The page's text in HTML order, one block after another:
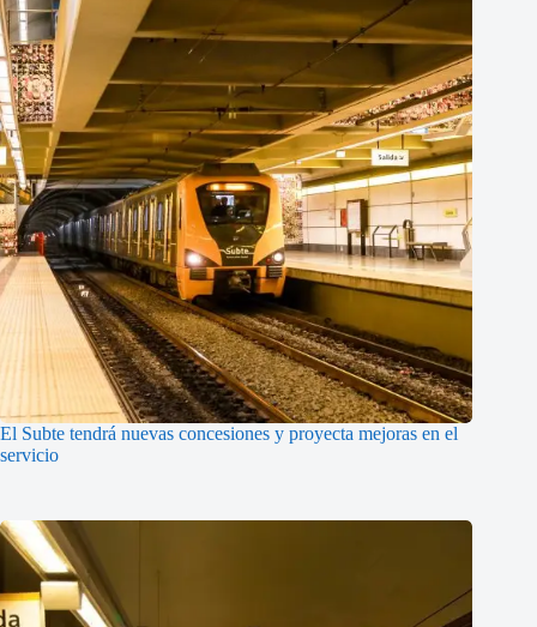
El Subte tendrá nuevas concesiones y proyecta mejoras en el
servicio